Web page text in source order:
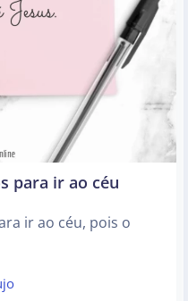
para ir ao céu
ir ao céu, pois o